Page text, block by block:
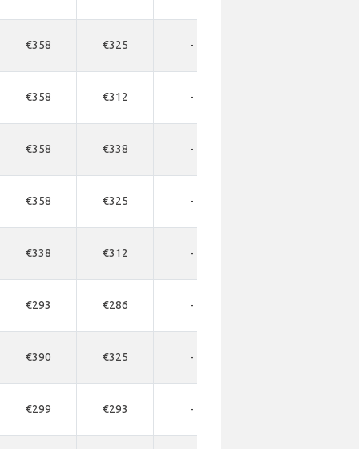
€358 €325 -
€358 €312 -
€358 €338 -
€358 €325 -
€338 €312 -
€293 €286 -
€390 €325 -
€299 €293 -